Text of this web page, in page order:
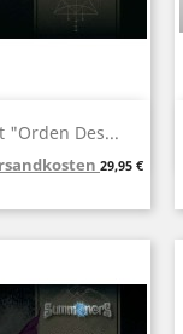
"Orden Des...
Preis
29,95 €